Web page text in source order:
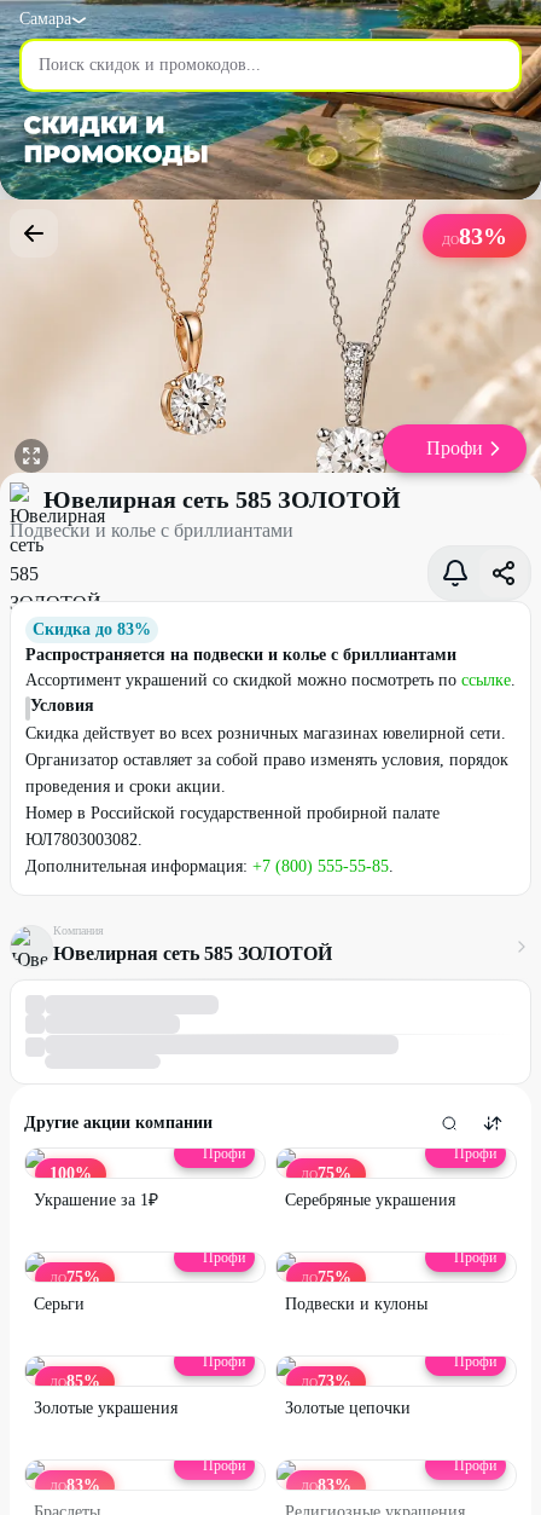
Самара
ДО83%
Профи
Подвески и колье с бриллиантами со скидкой до 83% -
Ювелирная сеть 585 ЗОЛОТОЙ
Подвески и колье с бриллиантами
Скидка до 83%
Распространяется на подвески и колье с бриллиантами
Ассортимент украшений со скидкой можно посмотреть по ссылке.
Условия
Скидка действует во всех розничных магазинах ювелирной сети.
Организатор оставляет за собой право изменять условия, порядок
проведения и сроки акции.
Номер в Российской государственной пробирной палате
ЮЛ7803003082.
Дополнительная информация: +7 (800) 555-55-85.
Компания
Ювелирная сеть 585 ЗОЛОТОЙ
Другие акции компании
100%
Профи
Украшение за 1₽
ДО75%
Профи
Серебряные украшения
ДО75%
Профи
Серьги
ДО75%
Профи
Подвески и кулоны
ДО85%
Профи
Золотые украшения
ДО73%
Профи
Золотые цепочки
ДО83%
Профи
ДО83%
Профи